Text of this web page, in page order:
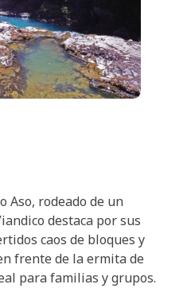
Aso, rodeado de un
destaca por sus
caos de bloques y
frente de la ermita de
para familias y grupos.